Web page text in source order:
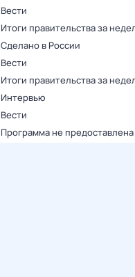
Вести
Итоги правительства за
Сделано в России
Вести
Итоги правительства за
Интервью
Вести
Программа не